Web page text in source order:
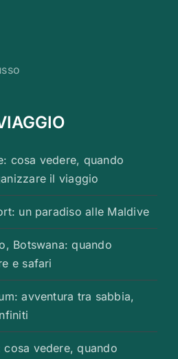
cosa vedere, quando
il viaggio
un paradiso alle Maldive
Botswana: quando
e safari
avventura tra sabbia,
vedere, quando